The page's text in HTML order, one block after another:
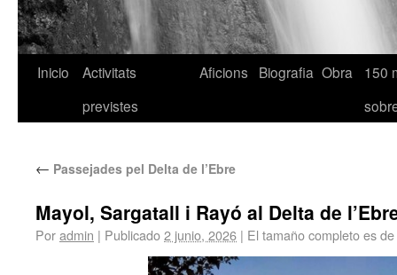
Inicio
Activitats
previstes
Aficions Biografia Obra
150
← Passejades pel Delta de l’Ebre
Mayol, Sargatall i Rayó al Delta de
Poradmin | Publicado2 junio, 2026 | El tamaño completo es de